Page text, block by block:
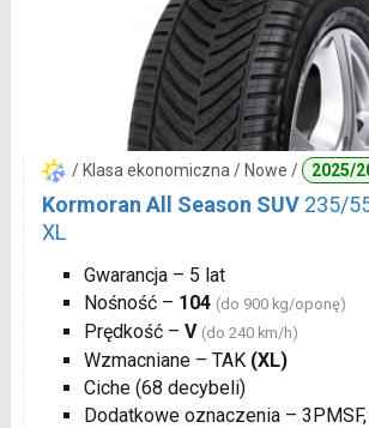
/ Klasa ekonomiczna / Nowe / 2025/
Kormoran All Season SUV 235/
XL
Gwarancja – 5 lat
Nośność – 104 (do 900 kg/oponę)
Prędkość – V (do 240 km/h)
Wzmacniane – TAK (XL)
Ciche (68 decybeli)
Dodatkowe oznaczenia –